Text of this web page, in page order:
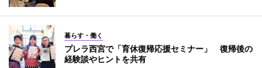
暮らす・働く
プレラ西宮で「育休復帰応援セミナー」 復帰後の
経験談やヒントを共有